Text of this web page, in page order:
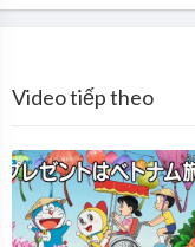
Video tiếp theo